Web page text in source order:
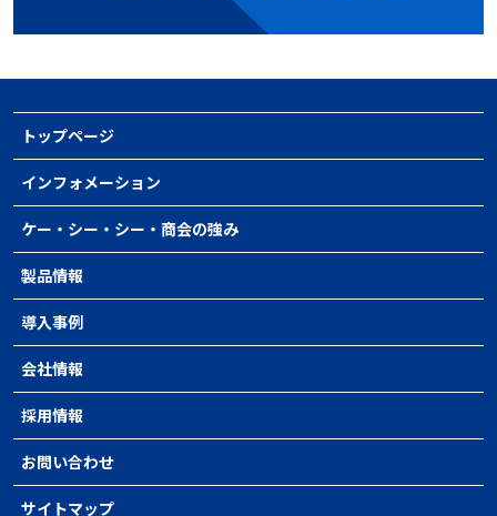
トップページ
インフォメーション
ケー・シー・シー・商会の強み
製品情報
導入事例
会社情報
採用情報
お問い合わせ
サイトマップ